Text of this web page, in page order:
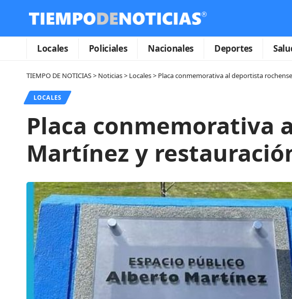
Locales Policiales Nacionales Deportes
TIEMPO DE NOTICIAS> Noticias> Locales> Placa conmemorativa al deportista
LOCALES
Placa conmemorativa
Martínez y